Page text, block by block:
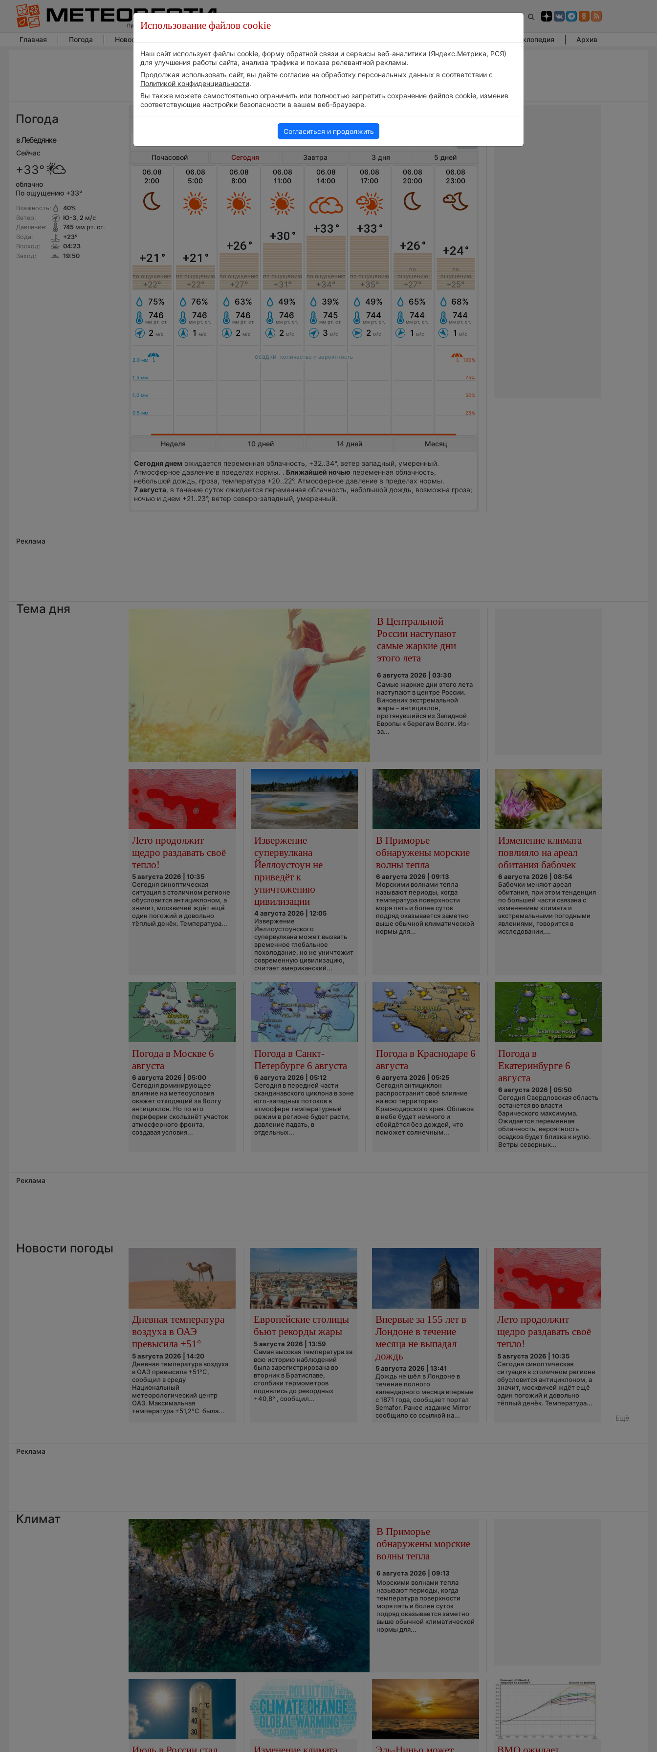
Главная Погода Новости погоды Энциклопедия Архив
Погода
в Лебедянке
Сейчас
+33°
облачно
По ощущению +33°
Влажность:
Ветер:
Давление:
Вода:
Восход:
Заход:
40%
Ю-З, 2 м/с
745 мм рт. ст.
+23°
04:23
19:50
Погода в Лебедянке сегодня
Почасовой Сегодня Завтра 3 дня
5 дней
06.08
2:00
+21 °
по ощущению
+22°
75%
746
мм рт. ст.
2 м/с
06.08
5:00
+21 °
по ощущению
+22°
76%
746
мм рт. ст.
1 м/с
06.08
8:00
+26°
по ощущению
+27°
63%
746
мм рт. ст.
2 м/с
06.08
11:00
+30 °
по ощущению
+31°
49%
746
мм рт. ст.
2 м/с
06.08
14:00
+33 °
по ощущению
+34°
39%
745
мм рт. ст.
3 м/с
06.08
17:00
+33 °
по ощущению
+35°
49%
744
мм рт. ст.
2 м/с
06.08
20:00
+26°
по
ощущению
+27°
65%
744
мм рт. ст.
1 м/с
06.08
23:00
+24°
по
ощущению
+25°
68%
744
мм рт. ст.
1 м/с
осадки количество и вероятность
Неделя 10 дней 14 дней Месяц
Сегодня днем ожидается переменная облачность, +32..34°, ветер западный, умеренный.
Атмосферное давление в пределах нормы. . Ближайшей ночью переменная облачность,
небольшой дождь, гроза, температура +20..22°. Атмосферное давление в пределах нормы.
7 августа, в течение суток ожидается переменная облачность, небольшой дождь, возможна гроза;
ночью и днем +21..23°, ветер северо-западный, умеренный.
Реклама
Тема дня
В Центральной
России наступают
самые жаркие дни
этого лета
6 августа 2026 | 03:30
Самые жаркие дни этого лета
наступают в центре России.
Виновник экстремальной
жары – антициклон,
протянувшийся из Западной
Европы к берегам Волги. Из-
за...
Лето продолжит
щедро раздавать своё
тепло!
5 августа 2026 | 10:35
Сегодня синоптическая
ситуация в столичном регионе
обусловится антициклоном, а
значит, москвичей ждёт ещё
один погожий и довольно
тёплый денёк. Температура...
Извержение
супервулкана
Йеллоустоун не
приведёт к
уничтожению
цивилизации
4 августа 2026 | 12:05
Извержение
Йеллоустоунского
супервулкана может вызвать
временное глобальное
похолодание, но не уничтожит
современную цивилизацию,
считает американский...
В Приморье
обнаружены морские
волны тепла
6 августа 2026 | 09:13
Морскими волнами тепла
называют периоды, когда
температура поверхности
моря пять и более суток
подряд оказывается заметно
выше обычной климатической
нормы для...
Изменение климата
повлияло на ареал
обитания бабочек
6 августа 2026 | 08:54
Бабочки меняют ареал
обитания, при этом тенденция
по большей части связана с
изменением климата и
экстремальными погодными
явлениями, говорится в
исследовании,...
Погода в Москве 6
августа
6 августа 2026 | 05:00
Сегодня доминирующее
влияние на метеоусловия
окажет отходящий за Волгу
антициклон. Но по его
периферии скользнёт участок
атмосферного фронта,
создавая условия...
Погода в Санкт-
Петербурге 6 августа
6 августа 2026 | 05:12
Сегодня в передней части
скандинавского циклона в зоне
юго-западных потоков в
атмосфере температурный
режим в регионе будет расти,
давление падать, в
отдельных...
Погода в Краснодаре 6
августа
6 августа 2026 | 05:25
Сегодня антициклон
распространит своё влияние
на всю территорию
Краснодарского края. Облаков
в небе будет немного и
обойдётся без дождей, что
поможет солнечным...
Погода в
Екатеринбурге 6
августа
6 августа 2026 | 05:50
Сегодня Свердловская область
останется во власти
барического максимума.
Ожидается переменная
облачность, вероятность
осадков будет близка к нулю.
Ветры северных...
Реклама
Новости погоды
Дневная температура
воздуха в ОАЭ
превысила +51°
5 августа 2026 | 14:20
Дневная температура воздуха
в ОАЭ превысила +51°C,
сообщил в среду
Национальный
метеорологический центр
ОАЭ. Максимальная
температура +51,2°C была...
Европейские столицы
бьют рекорды жары
5 августа 2026 | 13:59
Самая высокая температура за
всю историю наблюдений
была зарегистрирована во
вторник в Братиславе,
столбики термометров
поднялись до рекордных
+40,8° , сообщил...
Впервые за 155 лет в
Лондоне в течение
месяца не выпадал
дождь
5 августа 2026 | 13:41
Дождь не шёл в Лондоне в
течение полного
календарного месяца впервые
с 1871 года, сообщает портал
Semafor. Ранее издание Mirror
сообщило со ссылкой на...
Лето продолжит
щедро раздавать своё
тепло!
5 августа 2026 | 10:35
Сегодня синоптическая
ситуация в столичном регионе
обусловится антициклоном, а
значит, москвичей ждёт ещё
один погожий и довольно
тёплый денёк. Температура...
Ещё
Реклама
Климат
В Приморье
обнаружены морские
волны тепла
6 августа 2026 | 09:13
Морскими волнами тепла
называют периоды, когда
температура поверхности
моря пять и более суток
подряд оказывается заметно
выше обычной климатической
нормы для...
Использование файлов cookie
Наш сайт использует файлы cookie, форму обратной связи и сервисы веб-аналитики (Яндекс.Метрика, РСЯ)
для улучшения работы сайта, анализа трафика и показа релевантной рекламы.
Продолжая использовать сайт, вы даёте согласие на обработку персональных данных в соответствии с
Политикой конфиденциальности.
Вы также можете самостоятельно ограничить или полностью запретить сохранение файлов cookie, изменив
соответствующие настройки безопасности в вашем веб-браузере.
Согласиться и продолжить